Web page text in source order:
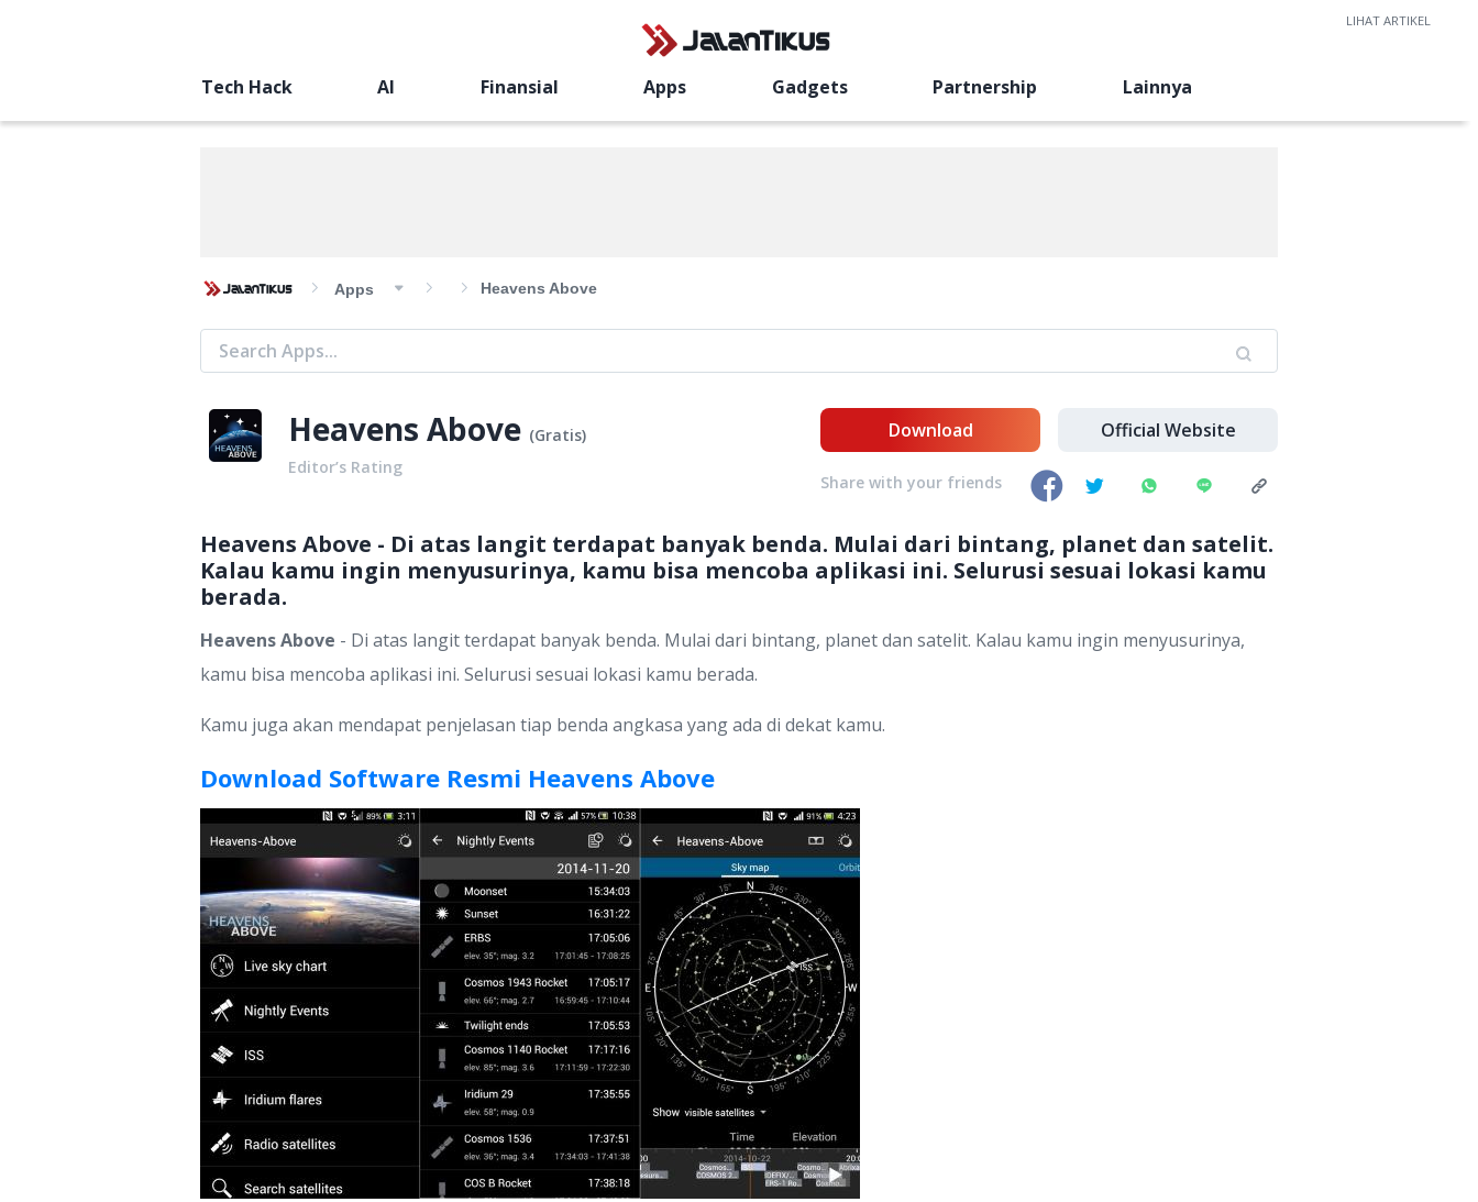
Tech Hack AI Finansial Apps Gadgets Partnership Lainnya
Apps Heavens Above
Heavens Above (Gratis)
Editor’s Rating
Heavens Above - Di atas langit terdapat banyak benda. Mulai dari bintang, planet dan satelit.
Kalau kamu ingin menyusurinya, kamu bisa mencoba aplikasi ini. Selurusi sesuai lokasi kamu
berada.
Heavens Above - Di atas langit terdapat banyak benda. Mulai dari bintang, planet dan satelit. Kalau kamu ingin menyusurinya,
kamu bisa mencoba aplikasi ini. Selurusi sesuai lokasi kamu berada.
Kamu juga akan mendapat penjelasan tiap benda angkasa yang ada di dekat kamu.
Download Software Resmi Heavens Above
LIHAT ARTIKEL
Download Official Website
Share with your friends